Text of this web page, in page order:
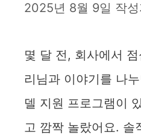
2025년 8월 9일 작
몇 달 전, 회사에서
리님과 이야기를 나
델 지원 프로그램이
고 깜짝 놀랐어요. 솔